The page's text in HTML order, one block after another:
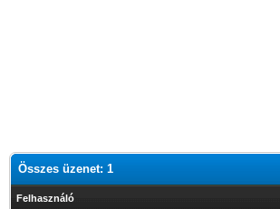
Összes üzenet: 1
Felhasználó